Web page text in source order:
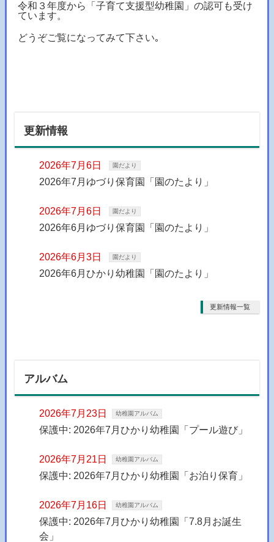
令和３年度から「子育て支援型幼稚園」の認可も受け
ています。
どうぞご覧になってみて下さい｡
更新情報
2026年7月6日 園だより
2026年7月ゆづり保育園「園のたより」
2026年7月6日 園だより
2026年6月ゆづり保育園「園のたより」
2026年6月3日 園だより
2026年6月ひかり幼稚園「園のたより」
更新情報一覧
アルバム
2026年7月23日 幼稚園アルバム
保護中: 2026年7月ひかり幼稚園「プール遊び」
2026年7月21日 幼稚園アルバム
保護中: 2026年7月ひかり幼稚園「お泊り保育」
2026年7月16日 幼稚園アルバム
保護中: 2026年7月ひかり幼稚園「7.8月お誕生
会」